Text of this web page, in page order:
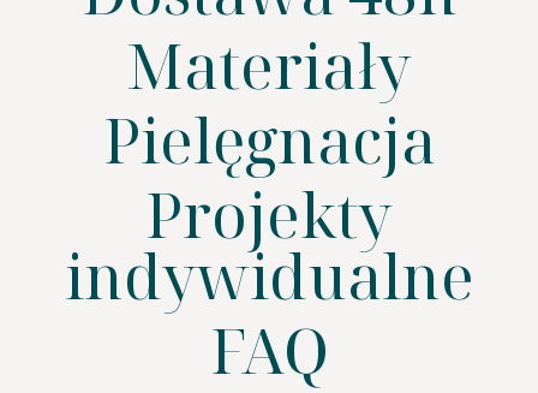
SZUKAJ
Materiały
Pielęgnacja
Projekty
indywidualne
FAQ